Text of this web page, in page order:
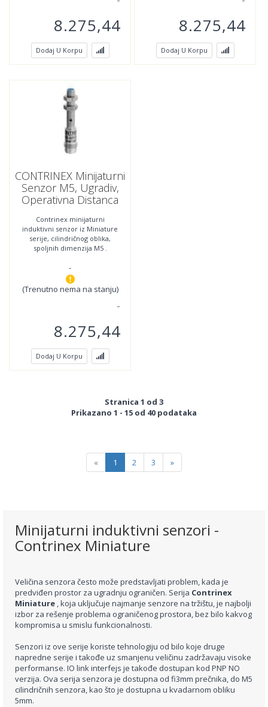
8.275,44
Dodaj U Korpu
8.275,44
Dodaj U Korpu
CONTRINEX Minijaturni
Senzor M5, Ugradiv,
Operativna Distanca
AS-624-M5 ;320-920-
280
Contrinex minijaturni
induktivni senzor iz Miniature
serije, cilindričnog oblika,
spoljnih dimenzija M5 .
kablom m8 sa 3-pina
-
(Trenutno nema na stanju)
8.275,44
Dodaj U Korpu
Stranica 1 od 3
Prikazano 1 - 15 od 40 podataka
« 1 2 3 »
Minijaturni induktivni senzori -
Contrinex Miniature
Veličina senzora često može predstavljati problem, kada je
predviđen prostor za ugradnju ograničen. Serija Contrinex
Miniature , koja uključuje najmanje senzore na tržištu, je najbolji
izbor za rešenje problema ograničenog prostora, bez bilo kakvog
kompromisa u smislu funkcionalnosti.
Senzori iz ove serije koriste tehnologiju od bilo koje druge
napredne serije i takođe uz smanjenu veličinu zadržavaju visoke
performanse. IO link interfejs je takođe dostupan kod PNP NO
verzija. Ova serija senzora je dostupna od fi3mm prečnika, do M5
cilindričnih senzora, kao što je dostupna u kvadarnom obliku
5mm.